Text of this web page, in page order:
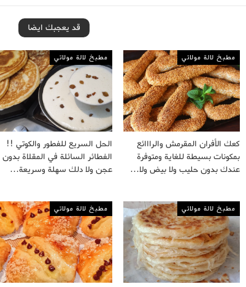
قد يعجبك ايضا
مطبخ لالة مولاتي
كعك الأفران المقرمش والرااائع
بمكونات بسيطة للغاية ومتوفرة
عندك بدون حليب ولا بيض ولا…
مطبخ لالة مولاتي
الحل السريع للفطور والكوتي !!
الفطائر السائلة في المقلاة بدون
عجن ولا دلك سهلة وسريعة…
مطبخ لالة مولاتي مطبخ لالة مولاتي